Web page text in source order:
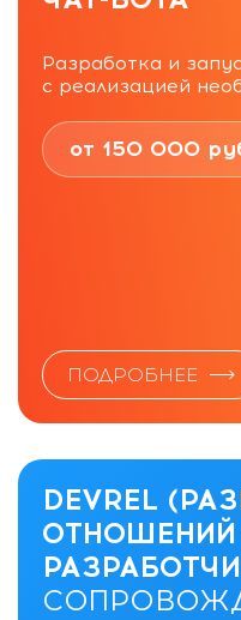
Разработка и
с реализацией
от 150 000
ПОДРОБНЕЕ
DEVREL
ОТНОШЕНИЙ